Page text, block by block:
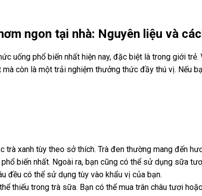
ngon tại nhà: Nguyên liệu và
uống phổ biến nhất hiện nay, đặc biệt là trong giới
còn là một trải nghiệm thưởng thức đầy thú vị. Nếu
trà xanh tùy theo sở thích. Trà đen thường mang đến
biến nhất. Ngoài ra, bạn cũng có thể sử dụng sữa
đều có thể sử dụng tùy vào khẩu vị của bạn.
thiếu trong trà sữa. Bạn có thể mua trân châu tươi